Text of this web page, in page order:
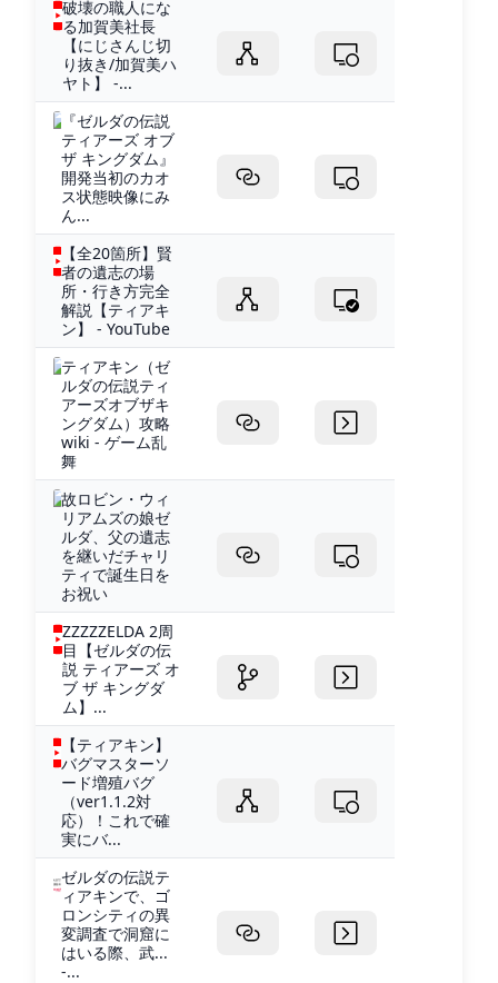
破壊の職人にな
る加賀美社長
【にじさんじ切
り抜き/加賀美ハ
ヤト】 -...
『ゼルダの伝説
ティアーズ オブ
ザ キングダム』
開発当初のカオ
ス状態映像にみ
ん...
【全20箇所】賢
者の遺志の場
所・行き方完全
解説【ティアキ
ン】 - YouTube
ティアキン（ゼ
ルダの伝説ティ
アーズオブザキ
ングダム）攻略
wiki - ゲーム乱
舞
故ロビン・ウィ
リアムズの娘ゼ
ルダ、父の遺志
を継いだチャリ
ティで誕生日を
お祝い
ZZZZZELDA 2周
目【ゼルダの伝
説 ティアーズ オ
ブ ザ キングダ
ム】...
【ティアキン】
バグマスターソ
ード増殖バグ
（ver1.1.2対
応）！これで確
実にバ...
ゼルダの伝説テ
ィアキンで、ゴ
ロンシティの異
変調査で洞窟に
はいる際、武...
-...